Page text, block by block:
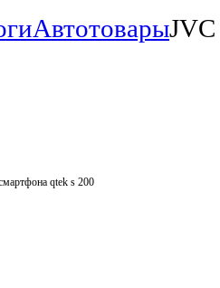
Автотовары
qtek s 200